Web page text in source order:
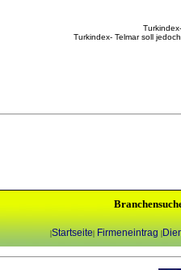
Turkindex- Telmar soll
|Startseite| Firmeneintrag |